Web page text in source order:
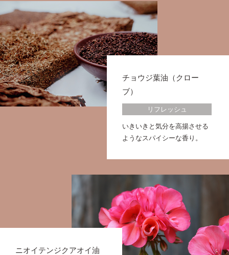
チョウジ葉油（クロー
ブ）
リフレッシュ
いきいきと気分を高揚させる
ようなスパイシーな香り。
ニオイテンジクアオイ油